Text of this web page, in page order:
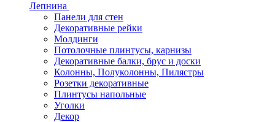
Лепнина
Панели для стен
Декоративные рейки
Молдинги
Потолочные плинтусы, карнизы
Декоративные балки, брус и доски
Колонны, Полуколонны, Пилястры
Розетки декоративные
Плинтусы напольные
Уголки
Декор